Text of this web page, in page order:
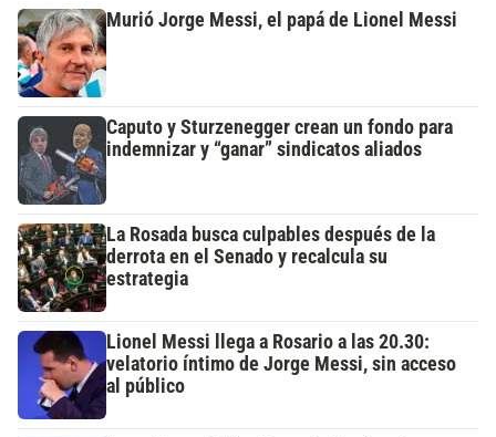
Murió Jorge Messi, el papá de Lionel Messi
Caputo y Sturzenegger crean un fondo para
indemnizar y “ganar” sindicatos aliados
La Rosada busca culpables después de la
derrota en el Senado y recalcula su
estrategia
Lionel Messi llega a Rosario a las 20.30:
velatorio íntimo de Jorge Messi, sin acceso
al público